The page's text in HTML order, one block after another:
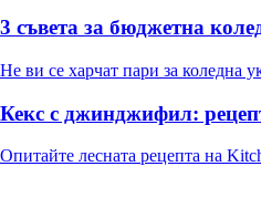
3 съвета за бюджетна
Не ви се харчат пари за коледна
Кекс с джинджифил:
Опитайте лесната рецепта на